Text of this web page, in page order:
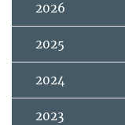
2026
2025
2024
2023